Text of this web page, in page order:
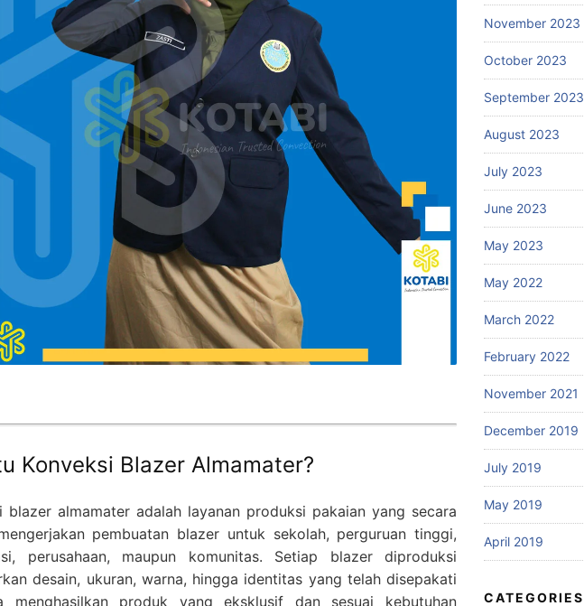
Konveksi Blazer Almamater?
blazer almamater adalah layanan produksi pakaian yang secara
pembuatan blazer untuk sekolah, perguruan tinggi,
perusahaan, maupun komunitas. Setiap blazer diproduksi
desain, ukuran, warna, hingga identitas yang telah disepakati
menghasilkan produk yang eksklusif dan sesuai kebutuhan
November 2023
October 2023
September 2023
August 2023
July 2023
June 2023
May 2023
May 2022
March 2022
February 2022
November 2021
December 2019
July 2019
May 2019
April 2019
CATEGORIES